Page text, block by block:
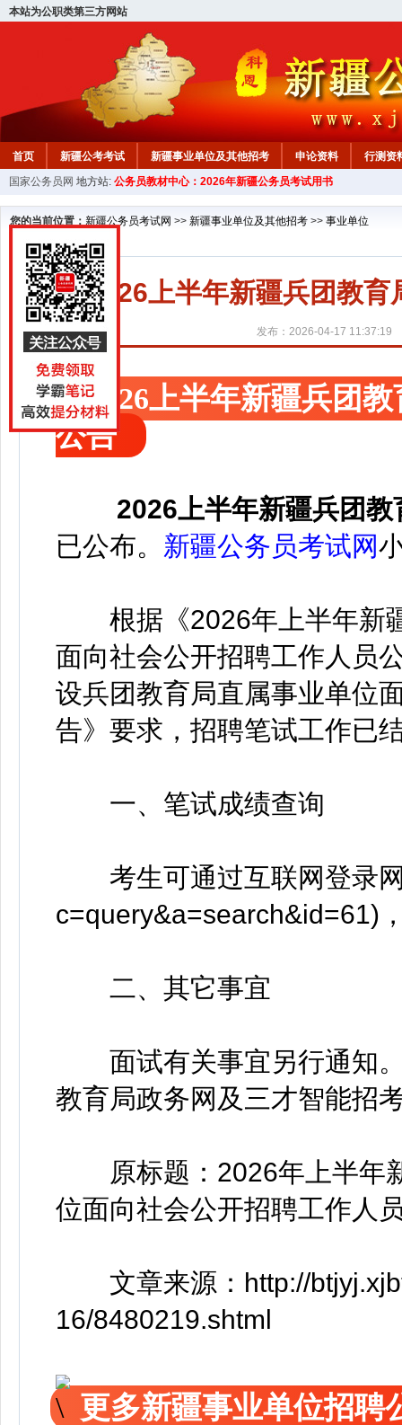
本站为公职类第三方网站
首页 新疆公考考试 新疆事业单位及其他招考 申论资料 行测资
新疆公务员行测试题 在线咨询 教材中心
国家公务员网 地方站: 公务员教材中心：2026年新疆公务员考试用书
您的当前位置： 新疆公务员考试网 >> 新疆事业单位及其他招考 >> 事业单位
2026上半年新疆兵团教
发布：2026-04-17 11:37:19
2026上半年新疆兵团
公告
2026上半年新疆兵团
已公布。 新疆公务员考试网
根据《2026年上半年新
面向社会公开招聘工作人员
设兵团教育局直属事业单位
告》要求，招聘笔试工作已
一、笔试成绩查询
考生可通过互联网登录网
c=query&a=search&id=61)
二、其它事宜
面试有关事宜另行通知。
教育局政务网及三才智能招
原标题：2026年上半年
位面向社会公开招聘工作人
文章来源：http://
16/8480219.shtml
更多新疆事业单位招聘